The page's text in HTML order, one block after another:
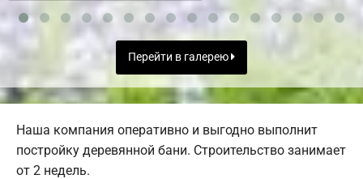
Перейти в галерею
Наша компания оперативно и выгодно выполнит
постройку деревянной бани. Строительство занимает
от 2 недель.